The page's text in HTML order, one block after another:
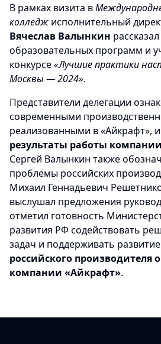
В рамках визита в
колледж исполнительный
Вячеслав Валынкин
образовательных программ и
конкурсе«Лучшие практики
Москвы — 2024».
Представители делегации
современными
реализованными в «Айкрафт», и
результаты работы компании
Сергей Валынкин также
проблемы российских
Михаил Геннадьевич
выслушал предложения
отметил готовность
развития РФ содействовать
задач и поддерживать развитие
российского производителя
компании «Айкрафт».